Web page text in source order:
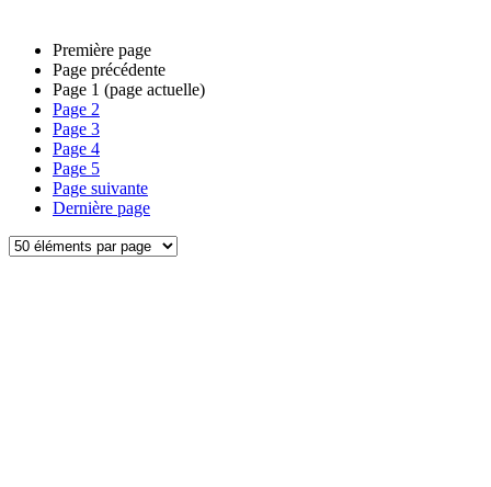
Première page
Page précédente
Page 1 (page actuelle)
Page 2
Page 3
Page 4
Page 5
Page suivante
Dernière page